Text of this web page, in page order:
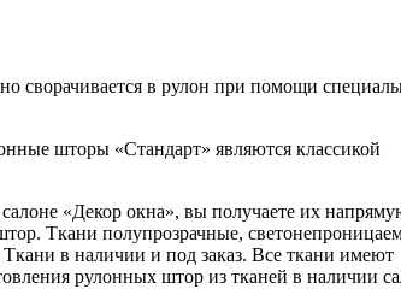
сворачивается в рулон при помощи
шторы «Стандарт» являются классикой
«Декор окна», вы получаете их
Ткани полупрозрачные,
в наличии и под заказ. Все ткани имеют
рулонных штор из тканей в наличии